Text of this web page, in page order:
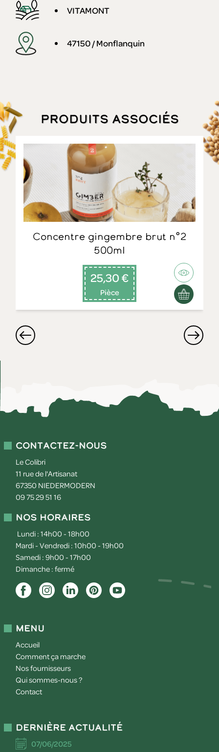
VITAMONT
47150 / Monflanquin
Produits associés
Concentre gingembre brut n°2
500ml
25,30 €
Pièce
Contactez-nous
Le Colibri
11 rue de l'Artisanat
67350 NIEDERMODERN
09 75 29 51 16
Nos horaires
Lundi : 14h00 - 18h00
Mardi - Vendredi : 10h00 - 19h00
Samedi : 9h00 - 17h00
Dimanche : fermé
Menu
Accueil
Comment ça marche
Nos fournisseurs
Qui sommes-nous ?
Contact
Dernière actualité
07/06/2025